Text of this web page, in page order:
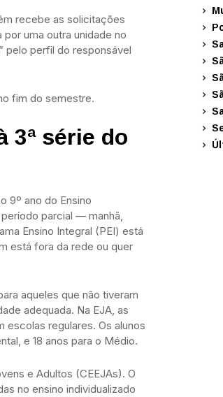
recebe as solicitações
uma outra unidade no
pelo perfil do responsável
fim do semestre.
3ª série do
9º ano do Ensino
período parcial — manhã,
Ensino Integral (PEI) está
está fora da rede ou quer
aqueles que não tiveram
adequada. Na EJA, as
escolas regulares. Os alunos
e 18 anos para o Médio.
e Adultos (CEEJAs). O
no ensino individualizado